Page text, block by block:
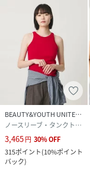
BEAUTY&YOUTH UNITED ARROWS
ノースリーブ・タンクトップ
3,465円 30%OFF
315ポイント(10%ポイント
バック)